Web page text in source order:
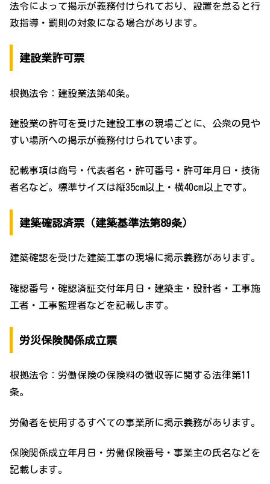
法令によって掲示が義務付けられており、設置を怠ると行
政指導・罰則の対象になる場合があります。
建設業許可票
根拠法令：建設業法第40条。
建設業の許可を受けた建設工事の現場ごとに、公衆の見や
すい場所への掲示が義務付けられています。
記載事項は商号・代表者名・許可番号・許可年月日・技術
者名など。標準サイズは縦35cm以上・横40cm以上です。
建築確認済票（建築基準法第89条）
建築確認を受けた建築工事の現場に掲示義務があります。
確認番号・確認済証交付年月日・建築主・設計者・工事施
工者・工事監理者などを記載します。
労災保険関係成立票
根拠法令：労働保険の保険料の徴収等に関する法律第11
条。
労働者を使用するすべての事業所に掲示義務があります。
保険関係成立年月日・労働保険番号・事業主の氏名などを
記載します。